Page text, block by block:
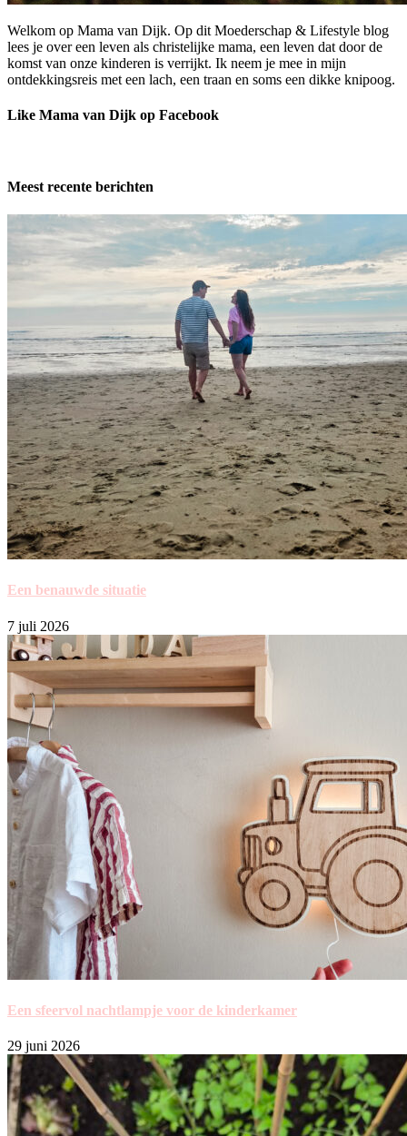
Welkom op Mama van Dijk. Op dit Moederschap & Lifestyle blog
lees je over een leven als christelijke mama, een leven dat door de
komst van onze kinderen is verrijkt. Ik neem je mee in mijn
ontdekkingsreis met een lach, een traan en soms een dikke knipoog.
Like Mama van Dijk op Facebook
Meest recente berichten
Een benauwde situatie
7 juli 2026
Een sfeervol nachtlampje voor de kinderkamer
29 juni 2026